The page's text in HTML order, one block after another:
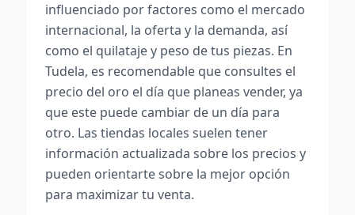
influenciado por factores como el mercado
internacional, la oferta y la demanda, así
como el quilataje y peso de tus piezas. En
Tudela, es recomendable que consultes el
precio del oro el día que planeas vender, ya
que este puede cambiar de un día para
otro. Las tiendas locales suelen tener
información actualizada sobre los precios y
pueden orientarte sobre la mejor opción
para maximizar tu venta.